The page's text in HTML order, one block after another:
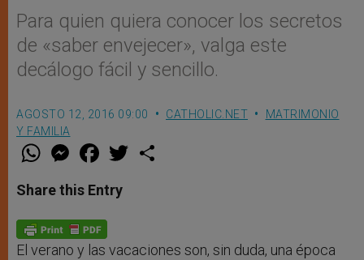
Para quien quiera conocer los secretos
de «saber envejecer», valga este
decálogo fácil y sencillo.
AGOSTO 12, 2016 09:00 CATHOLIC.NET
MATRIMONIO
Y FAMILIA
W
t
s
p
p
M
e
s
e
g
e
r
F
a
e
b
o
k
w
Share this Entry
El verano y las vacaciones son, sin duda, una época